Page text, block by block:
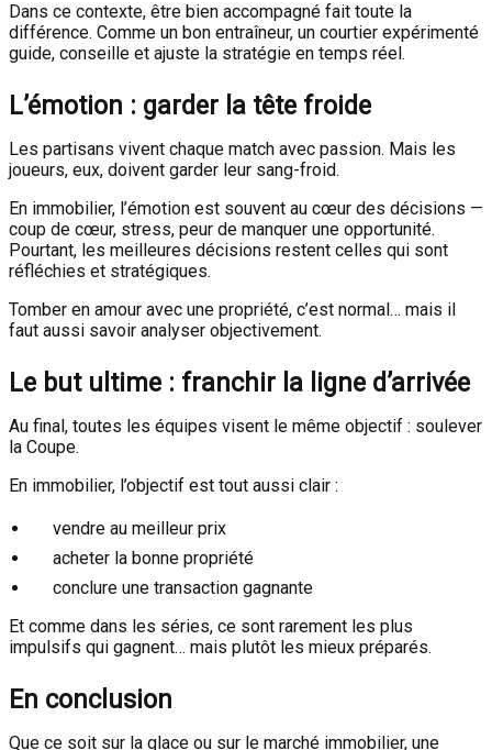
Dans ce contexte, être bien accompagné fait toute la
différence. Comme un bon entraîneur, un courtier expérimenté
guide, conseille et ajuste la stratégie en temps réel.
L’émotion : garder la tête froide
Les partisans vivent chaque match avec passion. Mais les
joueurs, eux, doivent garder leur sang-froid.
En immobilier, l’émotion est souvent au cœur des décisions —
coup de cœur, stress, peur de manquer une opportunité.
Pourtant, les meilleures décisions restent celles qui sont
réfléchies et stratégiques.
Tomber en amour avec une propriété, c’est normal… mais il
faut aussi savoir analyser objectivement.
Le but ultime : franchir la ligne d’arrivée
Au final, toutes les équipes visent le même objectif : soulever
la Coupe.
En immobilier, l’objectif est tout aussi clair :
vendre au meilleur prix
acheter la bonne propriété
conclure une transaction gagnante
Et comme dans les séries, ce sont rarement les plus
impulsifs qui gagnent… mais plutôt les mieux préparés.
En conclusion
Que ce soit sur la glace ou sur le marché immobilier, une